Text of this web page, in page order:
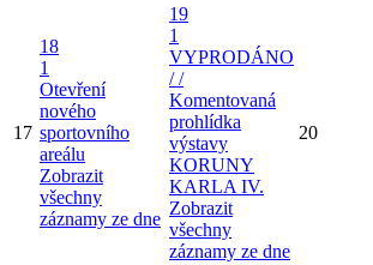
17
18
1
Otevření
nového
sportovního
areálu
Zobrazit
všechny
záznamy ze dne
19
1
VYPRODÁNO
/ /
Komentovaná
prohlídka
výstavy
KORUNY
KARLA IV.
Zobrazit
všechny
záznamy ze dne
20